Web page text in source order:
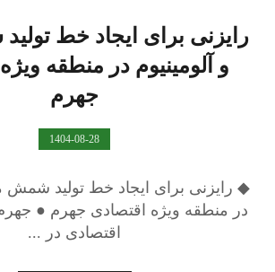
رایزنی برای ایجاد خط
و آلومینیوم در منطقه
جهرم
1404-08-28
◆ رایزنی برای ایجاد خط تولید شمش
در منطقه ویژه اقتصادی جهرم ●
اقتصادی در ...